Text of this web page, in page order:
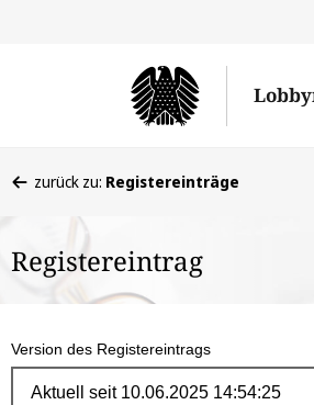
befinden
hier:
zurück zu: Registereinträge
Registereintrag
Version des Registereintrags